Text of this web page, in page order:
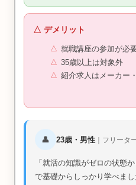
△ デメリット
就職講座の参加が必
35歳以上は対象外
紹介求人はメーカー
👤 23歳・男性 ｜フリータ
就活の知識がゼロの状態
で基礎からしっかり学べま